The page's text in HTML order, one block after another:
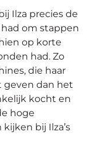
Ilza precies de
om stappen
op korte
had. Zo
die haar
geven dan het
kocht en
hoge
bij Ilza’s